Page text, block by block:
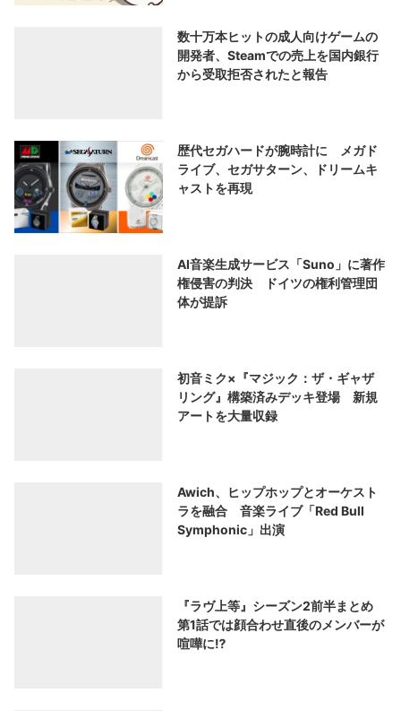
数十万本ヒットの成人向けゲームの
開発者、Steamでの売上を国内銀行
から受取拒否されたと報告
歴代セガハードが腕時計に メガド
ライブ、セガサターン、ドリームキ
ャストを再現
AI音楽生成サービス「Suno」に著作
権侵害の判決 ドイツの権利管理団
体が提訴
初音ミク×『マジック：ザ・ギャザ
リング』構築済みデッキ登場 新規
アートを大量収録
Awich、ヒップホップとオーケスト
ラを融合 音楽ライブ「Red Bull
Symphonic」出演
『ラヴ上等』シーズン2前半まとめ
第1話では顔合わせ直後のメンバーが
喧嘩に⁉︎